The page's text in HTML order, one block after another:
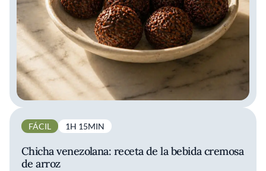
FÁCIL 1H 15MIN
Chicha venezolana: receta de la bebida cremosa
de arroz